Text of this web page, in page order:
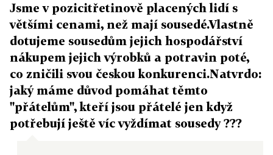
Jsme v pozicitřetinově placených lidí s
většími cenami, než mají sousedé.Vlastně
dotujeme sousedům jejich hospodářství
nákupem jejich výrobků a potravin poté,
co zničili svou českou konkurenci.Natvrdo:
jaký máme důvod pomáhat těmto
"přátelům", kteří jsou přátelé jen když
potřebují ještě víc vyždímat sousedy ???